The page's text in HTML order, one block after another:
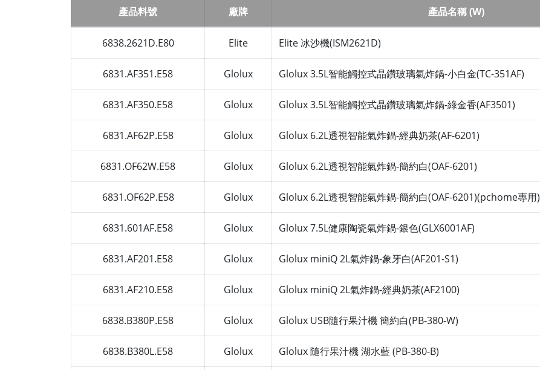
產品料號 廠牌 產品名稱 (W)
6838.2621D.E80 Elite Elite 冰沙機(ISM2621D)
6831.AF351.E58 Glolux Glolux 3.5L智能觸控式晶鑽玻璃氣炸鍋-小白金(TC-351AF)
6831.AF350.E58 Glolux Glolux 3.5L智能觸控式晶鑽玻璃氣炸鍋-綠金香(AF3501)
6831.AF62P.E58 Glolux Glolux 6.2L透視智能氣炸鍋-經典奶茶(AF-6201)
6831.OF62W.E58 Glolux Glolux 6.2L透視智能氣炸鍋-簡約白(OAF-6201)
6831.OF62P.E58 Glolux Glolux 6.2L透視智能氣炸鍋-簡約白(OAF-6201)(pchome專用)
6831.601AF.E58 Glolux Glolux 7.5L健康陶瓷氣炸鍋-銀色(GLX6001AF)
6831.AF201.E58 Glolux Glolux miniQ 2L氣炸鍋-象牙白(AF201-S1)
6831.AF210.E58 Glolux Glolux miniQ 2L氣炸鍋-經典奶茶(AF2100)
6838.B380P.E58 Glolux Glolux USB隨行果汁機 簡約白(PB-380-W)
6838.B380L.E58 Glolux Glolux 隨行果汁機 湖水藍 (PB-380-B)